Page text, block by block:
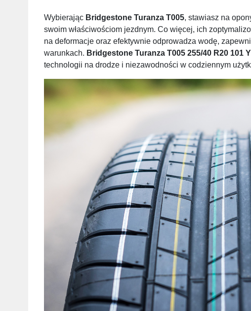
Wybierając Bridgestone Turanza T005, stawiasz na
swoim właściwościom jezdnym. Co więcej, ich
na deformacje oraz efektywnie odprowadza wodę,
warunkach. Bridgestone Turanza T005 255/40 R20 101
technologii na drodze i niezawodności w codziennym